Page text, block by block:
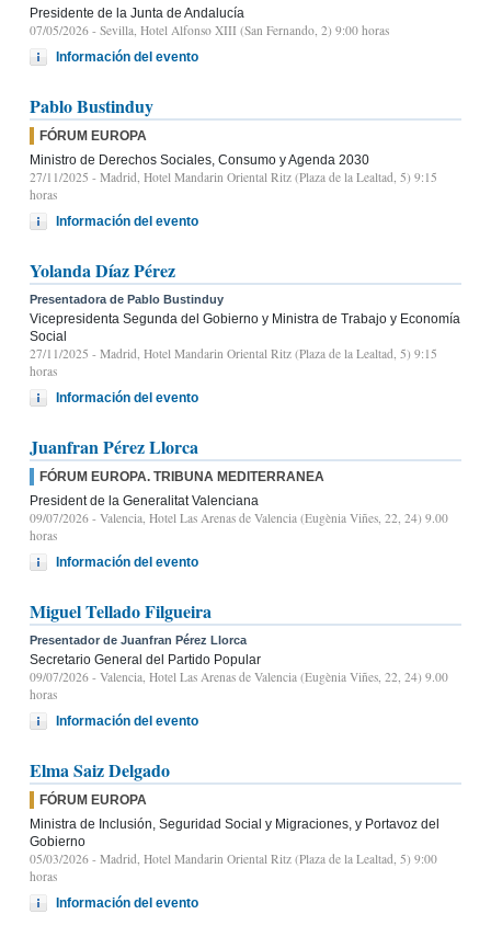
Presidente de la Junta de Andalucía
07/05/2026 - Sevilla, Hotel Alfonso XIII (San Fernando, 2) 9:00 horas
Información del evento
Pablo Bustinduy
FÓRUM EUROPA
Ministro de Derechos Sociales, Consumo y Agenda 2030
27/11/2025 - Madrid, Hotel Mandarin Oriental Ritz (Plaza de la Lealtad, 5) 9:15
horas
Información del evento
Yolanda Díaz Pérez
Presentadora de Pablo Bustinduy
Vicepresidenta Segunda del Gobierno y Ministra de Trabajo y Economía
Social
27/11/2025 - Madrid, Hotel Mandarin Oriental Ritz (Plaza de la Lealtad, 5) 9:15
horas
Información del evento
Juanfran Pérez Llorca
FÓRUM EUROPA. TRIBUNA MEDITERRANEA
President de la Generalitat Valenciana
09/07/2026 - Valencia, Hotel Las Arenas de Valencia (Eugènia Viñes, 22, 24) 9.00
horas
Información del evento
Miguel Tellado Filgueira
Presentador de Juanfran Pérez Llorca
Secretario General del Partido Popular
09/07/2026 - Valencia, Hotel Las Arenas de Valencia (Eugènia Viñes, 22, 24) 9.00
horas
Información del evento
Elma Saiz Delgado
FÓRUM EUROPA
Ministra de Inclusión, Seguridad Social y Migraciones, y Portavoz del
Gobierno
05/03/2026 - Madrid, Hotel Mandarin Oriental Ritz (Plaza de la Lealtad, 5) 9:00
horas
Información del evento